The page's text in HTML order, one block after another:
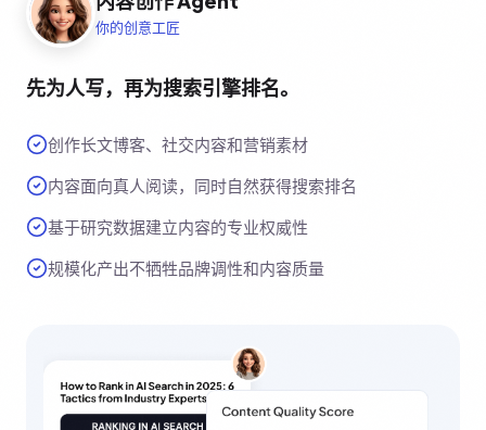
你的创意工匠
先为人写，再为搜索引擎排名。
创作长文博客、社交内容和营销素材
内容面向真人阅读，同时自然获得搜索排名
基于研究数据建立内容的专业权威性
规模化产出不牺牲品牌调性和内容质量